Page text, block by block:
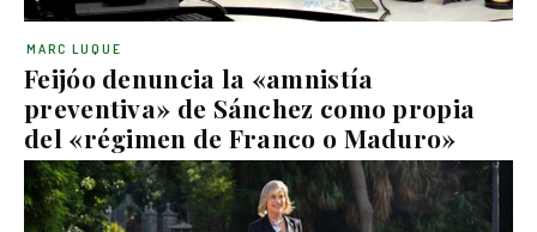
Feijóo denuncia la «amnistía
preventiva» de Sánchez como propia
del «régimen de Franco o Maduro»
MARC LUQUE